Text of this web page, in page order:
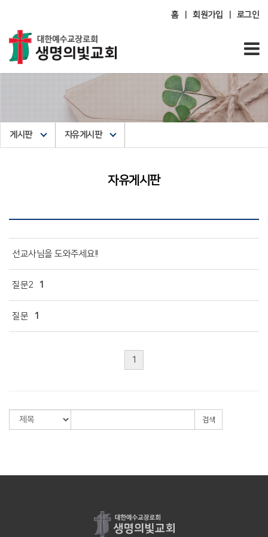
홈 회원가입 로그인
게시판 자유게시판
자유게시판
선교사님을 도와주세요!!
질문2 1
질문 1
1
검색